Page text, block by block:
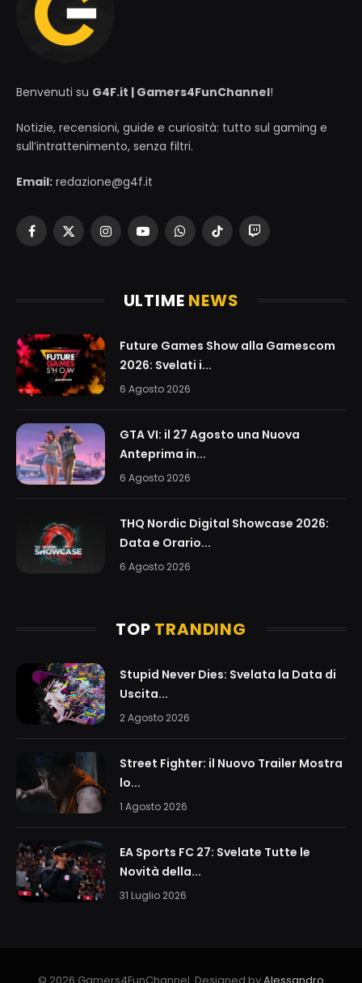
Benvenuti su G4F.it | Gamers4FunChannel!
Notizie, recensioni, guide e curiosità: tutto sul gaming e
sull’intrattenimento, senza filtri.
Email: redazione@g4f.it
Facebook
X
InstagramYouTubeWhatsAppTikTokTwitch
ULTIME NEWS
Future Games Show alla Gamescom
2026: Svelati i...
6 Agosto 2026
GTA VI: il 27 Agosto una Nuova
Anteprima in...
6 Agosto 2026
THQ Nordic Digital Showcase 2026:
Data e Orario...
6 Agosto 2026
TOP TRANDING
Stupid Never Dies: Svelata la Data di
Uscita...
2 Agosto 2026
Street Fighter: il Nuovo Trailer Mostra
lo...
1 Agosto 2026
EA Sports FC 27: Svelate Tutte le
Novità della...
31 Luglio 2026